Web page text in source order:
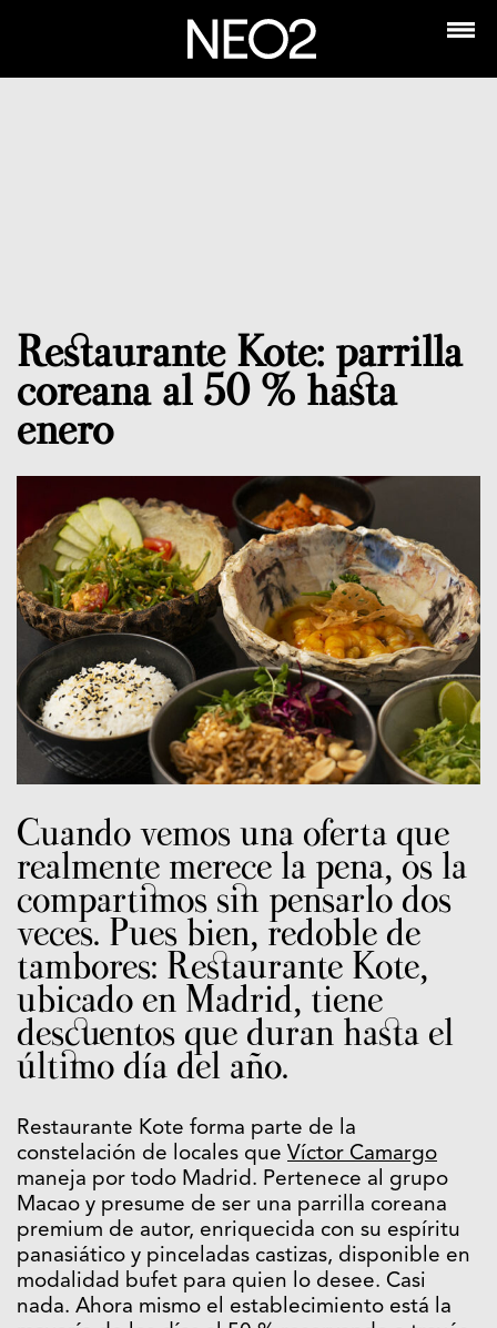
Restaurante Kote: parrilla
coreana al 50 % hasta
enero
Cuando vemos una oferta que
realmente merece la pena, os la
compartimos sin pensarlo dos
veces. Pues bien, redoble de
tambores: Restaurante Kote,
ubicado en Madrid, tiene
descuentos que duran hasta el
último día del año.
Restaurante Kote forma parte de la
constelación de locales que Víctor Camargo
maneja por todo Madrid. Pertenece al grupo
Macao y presume de ser una parrilla coreana
premium de autor, enriquecida con su espíritu
panasiático y pinceladas castizas, disponible en
modalidad bufet para quien lo desee. Casi
nada. Ahora mismo el establecimiento está la